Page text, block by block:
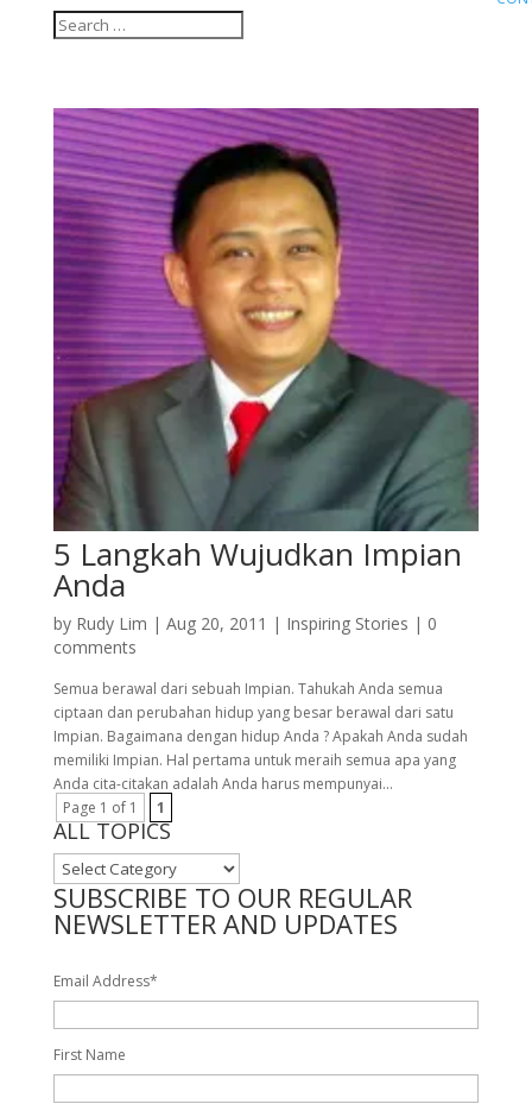
5 Langkah Wujudkan Impian
Anda
by Rudy Lim | Aug 20, 2011 | Inspiring Stories | 0
comments
Semua berawal dari sebuah Impian. Tahukah Anda semua
ciptaan dan perubahan hidup yang besar berawal dari satu
Impian. Bagaimana dengan hidup Anda ? Apakah Anda sudah
memiliki Impian. Hal pertama untuk meraih semua apa yang
Anda cita-citakan adalah Anda harus mempunyai...
Page 1 of 1
1
ALL TOPICS
ALL
TOPICS
SUBSCRIBE TO OUR REGULAR
NEWSLETTER AND UPDATES
Email Address*
First Name